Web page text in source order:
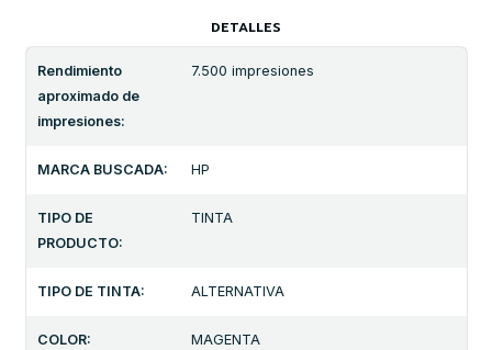
DETALLES
Rendimiento
aproximado de
impresiones:
7.500 impresiones
MARCA BUSCADA: HP
TIPO DE
PRODUCTO:
TINTA
TIPO DE TINTA: ALTERNATIVA
COLOR: MAGENTA